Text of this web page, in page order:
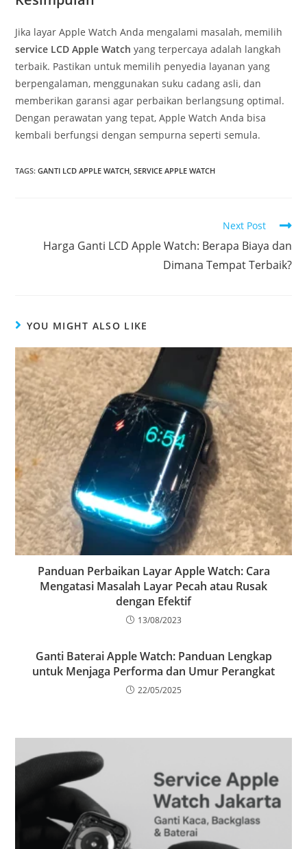
Jika layar Apple Watch Anda mengalami masalah, memilih
service LCD Apple Watch yang terpercaya adalah langkah
terbaik. Pastikan untuk memilih penyedia layanan yang
berpengalaman, menggunakan suku cadang asli, dan
memberikan garansi agar perbaikan berlangsung optimal.
Dengan perawatan yang tepat, Apple Watch Anda bisa
kembali berfungsi dengan sempurna seperti semula.
TAGS:GANTI LCD APPLE WATCH, SERVICE APPLE WATCH
Next Post
Harga Ganti LCD Apple Watch: Berapa Biaya dan
Dimana Tempat Terbaik?
YOU MIGHT ALSO LIKE
Panduan Perbaikan Layar Apple Watch: Cara
Mengatasi Masalah Layar Pecah atau Rusak
dengan Efektif
13/08/2023
Ganti Baterai Apple Watch: Panduan Lengkap
untuk Menjaga Performa dan Umur Perangkat
22/05/2025